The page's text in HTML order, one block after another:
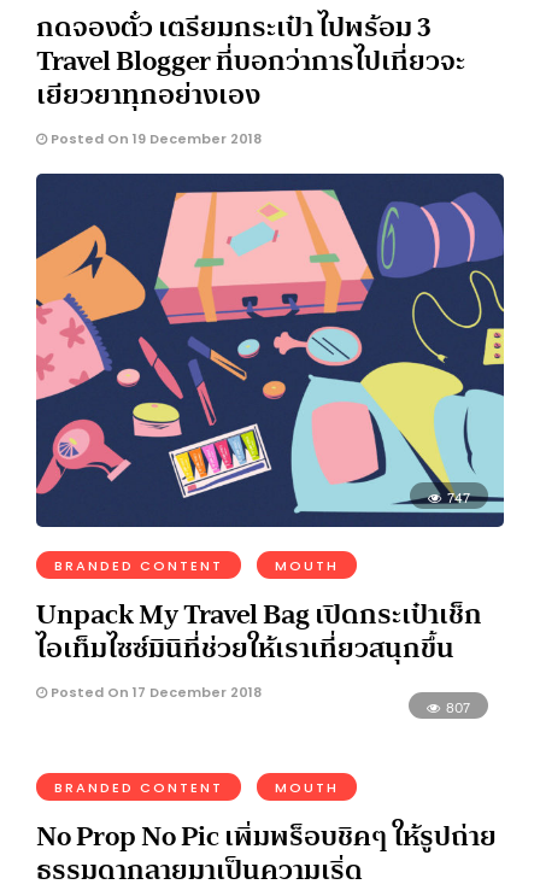
กดจองตั๋ว เตรียมกระเป๋า ไปพร้อม 3
Travel Blogger ที่บอกว่าการไปเที่ยวจะ
เยียวยาทุกอย่างเอง
Posted On 19 December 2018
747
BRANDED CONTENT MOUTH
Unpack My Travel Bag เปิดกระเป๋าเช็ก
ไอเท็มไซซ์มินิที่ช่วยให้เราเที่ยวสนุกขึ้น
Posted On 17 December 2018
807
BRANDED CONTENT MOUTH
No Prop No Pic เพิ่มพร็อบชิคๆ ให้รูปถ่าย
ธรรมดากลายมาเป็นความเริ่ด